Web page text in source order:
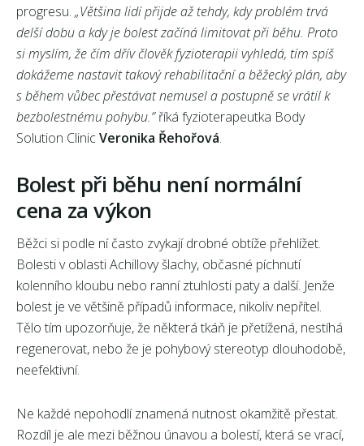
progresu. „Většina lidí přijde až tehdy, kdy problém trvá
delší dobu a kdy je bolest začíná limitovat při běhu. Proto
si myslím, že čím dřív člověk fyzioterapii vyhledá, tím spíš
dokážeme nastavit takový rehabilitační a běžecký plán, aby
s během vůbec přestávat nemusel a postupně se vrátil k
bezbolestnému pohybu.”říká fyzioterapeutka Body
Solution ClinicVeronika Řehořová.
Bolest při běhu není normální
cena za výkon
Běžci si podle ní často zvykají drobné obtíže přehlížet.
Bolesti v oblasti Achillovy šlachy, občasné píchnutí
kolenního kloubu nebo ranní ztuhlosti paty a další. Jenže
bolest je ve většině případů informace, nikoliv nepřítel.
Tělo tím upozorňuje, že některá tkáň je přetížená, nestíhá
regenerovat, nebo že je pohybový stereotyp dlouhodobě,
neefektivní.
Ne každé nepohodlí znamená nutnost okamžitě přestat.
Rozdíl je ale mezi běžnou únavou a bolestí, která se vrací,